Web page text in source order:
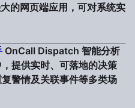
的网页端应用，可对系统实
OnCall Dispatch 智能分析
提供实时、可落地的决策
警情及关联事件等多类场